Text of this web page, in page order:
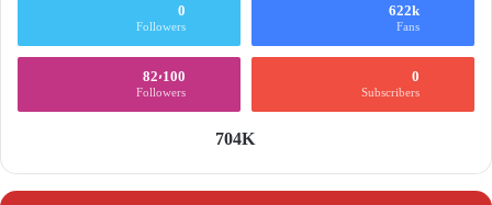
622k
Fans
0
Followers
0
Subscribers
82٬100
Followers
704K